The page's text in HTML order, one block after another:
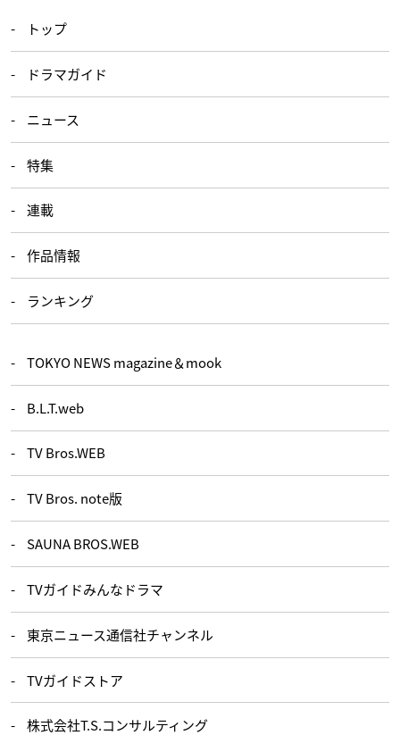
トップ
ドラマガイド
ニュース
特集
連載
作品情報
ランキング
TOKYO NEWS magazine＆mook
B.L.T.web
TV Bros.WEB
TV Bros. note版
SAUNA BROS.WEB
TVガイドみんなドラマ
東京ニュース通信社チャンネル
TVガイドストア
株式会社T.S.コンサルティング